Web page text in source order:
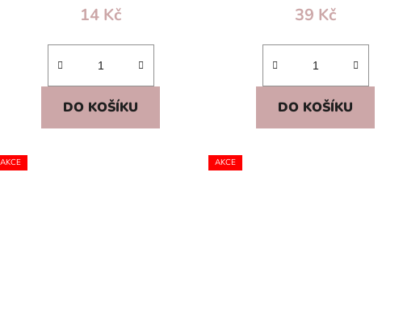
14 Kč
DO KOŠÍKU
39 Kč
DO KOŠÍKU
AKCE AKCE